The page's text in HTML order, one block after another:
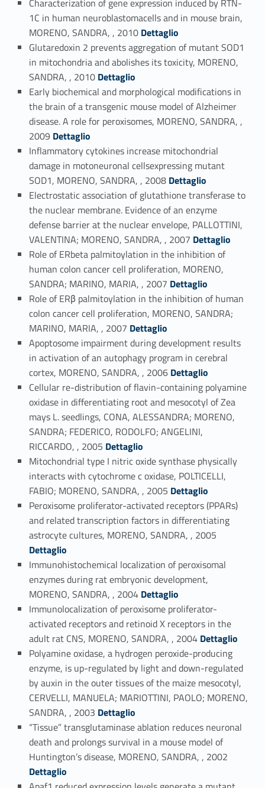
1C in human neuroblastomacells and in mouse brain,
MORENO, SANDRA, , 2010 Link identifier #identifier_person_162646-63
Dettaglio
Glutaredoxin 2 prevents aggregation of mutant SOD1
in mitochondria and abolishes its toxicity, MORENO,
SANDRA, , 2010 Link identifier #identifier_person_89454-64
Dettaglio
Early biochemical and morphological modifications in
the brain of a transgenic mouse model of Alzheimer
disease. A role for peroxisomes, MORENO, SANDRA, ,
2009 Link identifier #identifier_person_186908-65
Dettaglio
Inflammatory cytokines increase mitochondrial
damage in motoneuronal cellsexpressing mutant
SOD1, MORENO, SANDRA, , 2008 Link identifier #identifier_person_9344-66
Dettaglio
Electrostatic association of glutathione transferase to
the nuclear membrane. Evidence of an enzyme
defense barrier at the nuclear envelope, PALLOTTINI,
VALENTINA; MORENO, SANDRA, , 2007 Link identifier #identifier_person_187582-67
Dettaglio
Role of ERbeta palmitoylation in the inhibition of
human colon cancer cell proliferation, MORENO,
SANDRA; MARINO, MARIA, , 2007 Link identifier #identifier_person_55165-68
Dettaglio
Role of ERβ palmitoylation in the inhibition of human
colon cancer cell proliferation, MORENO, SANDRA;
MARINO, MARIA, , 2007 Link identifier #identifier_person_88875-69
Dettaglio
Apoptosome impairment during development results
in activation of an autophagy program in cerebral
cortex, MORENO, SANDRA, , 2006 Link identifier #identifier_person_42336-70
Dettaglio
Cellular re-distribution of flavin-containing polyamine
oxidase in differentiating root and mesocotyl of Zea
mays L. seedlings, CONA, ALESSANDRA; MORENO,
SANDRA; FEDERICO, RODOLFO; ANGELINI,
RICCARDO, , 2005 Link identifier #identifier_person_154912-71
Dettaglio
Mitochondrial type I nitric oxide synthase physically
interacts with cytochrome c oxidase, POLTICELLI,
FABIO; MORENO, SANDRA, , 2005 Link identifier #identifier_person_42392-72
Dettaglio
Peroxisome proliferator-activated receptors (PPARs)
and related transcription factors in differentiating
astrocyte cultures, MORENO, SANDRA, , 2005 Link identifier #identifier_person_91661-73
Dettaglio
Immunohistochemical localization of peroxisomal
enzymes during rat embryonic development,
MORENO, SANDRA, , 2004 Link identifier #identifier_person_143661-74
Dettaglio
Immunolocalization of peroxisome proliferator-
activated receptors and retinoid X receptors in the
adult rat CNS, MORENO, SANDRA, , 2004 Link identifier #identifier_person_193243-75
Dettaglio
Polyamine oxidase, a hydrogen peroxide-producing
enzyme, is up-regulated by light and down-regulated
by auxin in the outer tissues of the maize mesocotyl,
CERVELLI, MANUELA; MARIOTTINI, PAOLO; MORENO,
SANDRA, , 2003 Link identifier #identifier_person_28113-76
Dettaglio
“Tissue” transglutaminase ablation reduces neuronal
death and prolongs survival in a mouse model of
Huntington’s disease, MORENO, SANDRA, , 2002
Dettaglio